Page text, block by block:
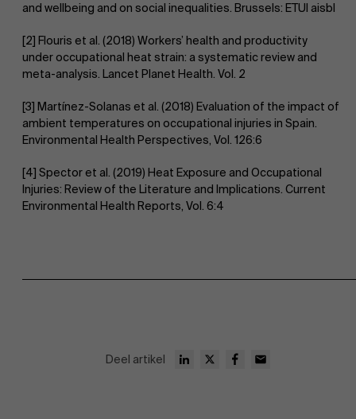
and wellbeing and on social inequalities. Brussels: ETUI aisbl
[2] Flouris et al. (2018) Workers’ health and productivity
under occupational heat strain: a systematic review and
meta-analysis. Lancet Planet Health. Vol. 2
[3] Martínez-Solanas et al. (2018) Evaluation of the impact of
ambient temperatures on occupational injuries in Spain.
Environmental Health Perspectives, Vol. 126:6
[4] Spector et al. (2019) Heat Exposure and Occupational
Injuries: Review of the Literature and Implications. Current
Environmental Health Reports, Vol. 6:4
Deel artikel